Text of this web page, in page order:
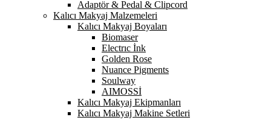
Adaptör & Pedal & Clipcord
Kalıcı Makyaj Malzemeleri
Kalıcı Makyaj Boyaları
Biomaser
Electrıc İnk
Golden Rose
Nuance Pigments
Soulway
AIMOSSİ
Kalıcı Makyaj Ekipmanları
Kalıcı Makyaj Makine Setleri